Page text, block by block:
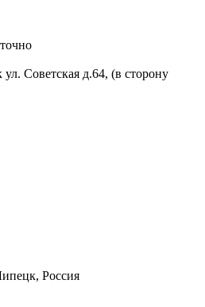
Советская д.64, (в сторону
Россия